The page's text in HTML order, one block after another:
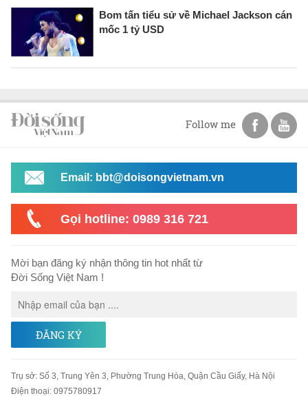
Bom tấn tiểu sử về Michael Jackson cán
mốc 1 tỷ USD
Follow me
Email: bbt@doisongvietnam.vn
Gọi hotline: 0989 316 721
Mời bạn đăng ký nhận thông tin hot nhất từ
Đời Sống Việt Nam !
ĐĂNG KÝ
Trụ sở: Số 3, Trung Yên 3, Phường Trung Hòa, Quận Cầu Giấy, Hà Nội
Điện thoại: 0975780917